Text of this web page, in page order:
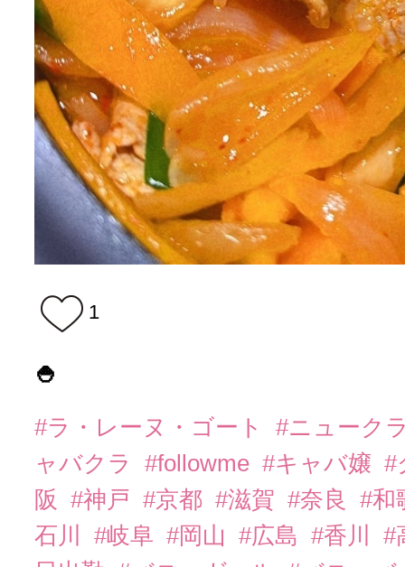
1
🍚
#ラ・レーヌ・ゴート
#ニューク
ャバクラ
#followme #キャバ嬢 #
阪
#神戸 #京都 #滋賀 #奈良
#和
石川
#岐阜 #岡山 #広島 #香川
#